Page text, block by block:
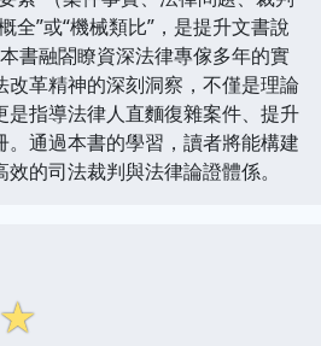
全”或“機械類比”，是提升文書說
書融閤瞭資深法律專傢多年的實
改革精神的深刻洞察，不僅是理論
是指導法律人直麵復雜案件、提升
。通過本書的學習，讀者將能構建
的司法裁判與法律論證體係。
☆